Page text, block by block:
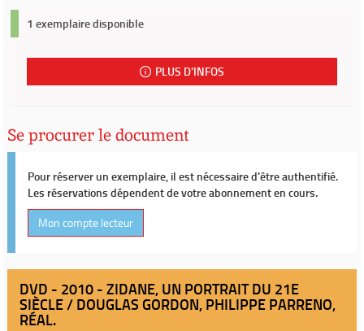
1 exemplaire disponible
PLUS D'INFOS
Se procurer le document
Pour réserver un exemplaire, il est nécessaire d'être authentifié.
Les réservations dépendent de votre abonnement en cours.
Mon compte lecteur
DVD - 2010 - ZIDANE, UN PORTRAIT DU 21E
SIÈCLE / DOUGLAS GORDON, PHILIPPE PARRENO,
RÉAL.